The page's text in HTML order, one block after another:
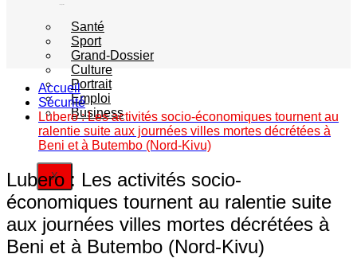
Santé
Sport
Grand-Dossier
Culture
Portrait
Emploi
Business
X
Accueil
Sécurité
Lubero : Les activités socio-économiques tournent au
ralentie suite aux journées villes mortes décrétées à
Beni et à Butembo (Nord-Kivu)
Lubero : Les activités socio-
économiques tournent au ralentie suite
aux journées villes mortes décrétées à
Beni et à Butembo (Nord-Kivu)